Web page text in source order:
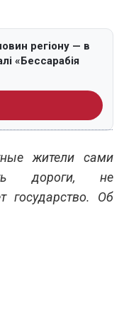
регіону — в
«Бессарабія
жители сами
дороги, не
государство. Об